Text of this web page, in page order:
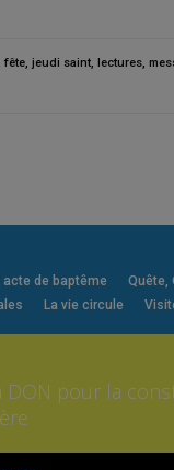
fête, jeudi saint, lectures,
acte de baptême Quête,
La vie circule
DON pour la